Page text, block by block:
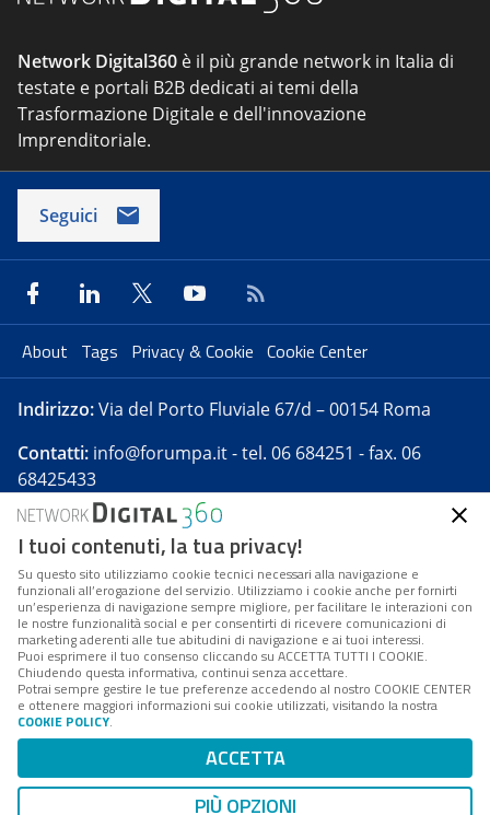
Network Digital360 è il più grande network in Italia di
testate e portali B2B dedicati ai temi della
Trasformazione Digitale e dell'innovazione
Imprenditoriale.
Seguici
About Tags Privacy & Cookie Cookie Center
Indirizzo:Via del Porto Fluviale 67/d – 00154 Roma
Contatti: info@forumpa.it- tel. 06 684251 - fax. 06
68425433
Forumpa.itè una pubblicazione telematica iscritta
presso Registro della stampa del Tribunale di Roma -
Reg. n. 182 del 2 maggio 2008 - Direttore resp. Michela
Stentella
FPA s.r.l. è società soggetta a Direzione e
Coordinamento da parte di Digital360 S.p.A. - FPA s.r.l.
è un'azienda certificata per il sistema di management
Codice Fiscale/Partita IVA n. 10693191008 - R.E.A. Roma
n. 1249791. ISP AWS
Mappa del sito
I tuoi contenuti, la tua privacy!
Su questo sito utilizziamo cookie tecnici necessari alla navigazione e
funzionali all’erogazione del servizio. Utilizziamo i cookie anche per fornirti
un’esperienza di navigazione sempre migliore, per facilitare le interazioni con
le nostre funzionalità social e per consentirti di ricevere comunicazioni di
marketing aderenti alle tue abitudini di navigazione e ai tuoi interessi.
Puoi esprimere il tuo consenso cliccando su ACCETTA TUTTI I COOKIE.
Chiudendo questa informativa, continui senza accettare.
Potrai sempre gestire le tue preferenze accedendo al nostro COOKIE CENTER
e ottenere maggiori informazioni sui cookie utilizzati, visitando la nostra
COOKIE POLICY.
ACCETTA
PIÙ OPZIONI